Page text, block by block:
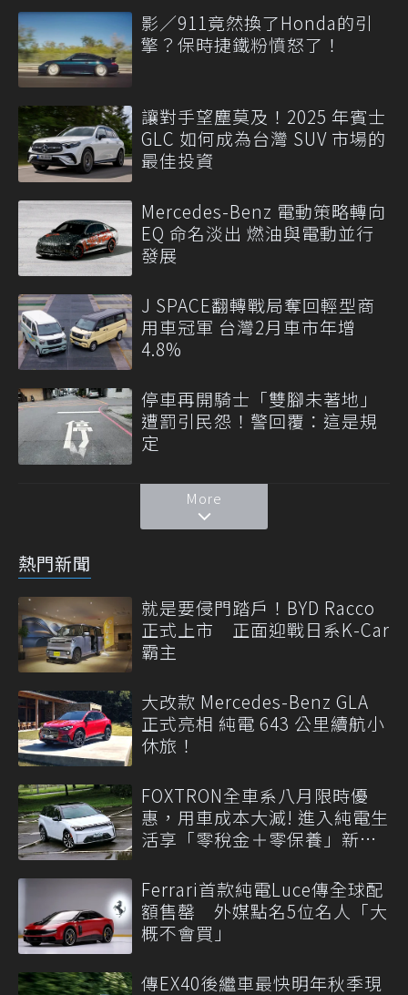
影／911竟然換了Honda的引
擎？保時捷鐵粉憤怒了！
讓對手望塵莫及！2025 年賓士
GLC 如何成為台灣 SUV 市場的
最佳投資
Mercedes-Benz 電動策略轉向
EQ 命名淡出 燃油與電動並行
發展
J SPACE翻轉戰局奪回輕型商
用車冠軍 台灣2月車市年增
4.8%
停車再開騎士「雙腳未著地」
遭罰引民怨！警回覆：這是規
定
More
熱門新聞
就是要侵門踏戶！BYD Racco
正式上市 正面迎戰日系K-Car
霸主
大改款 Mercedes-Benz GLA
正式亮相 純電 643 公里續航小
休旅！
FOXTRON全車系八月限時優
惠，用車成本大減! 進入純電生
活享「零稅金＋零保養」新時
Ferrari首款純電Luce傳全球配
額售罄 外媒點名5位名人「大
概不會買」
傳EX40後繼車最快明年秋季現